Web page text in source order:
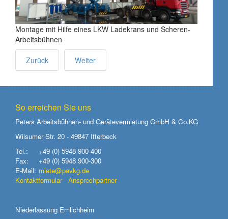
Montage mit Hilfe eines LKW Ladekrans und Scheren-
Arbeitsbühnen
Zurück Weiter
So erreichen Sie uns
Peters Arbeitsbühnen- und Gerätevermietung GmbH & Co.KG
Wilsumer Str. 20 - 49847 Itterbeck
Tel.:
+49 (0) 5948 900-400
Fax:
+49 (0) 5948 900-300
E-Mail: miete@pavkg.de
Kontaktformular
Ansprechpartner
Niederlassung Emlichheim